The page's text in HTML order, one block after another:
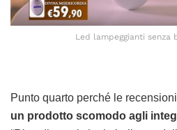
Led lampeggianti senza
Punto quarto perché le
un prodotto scomodo agli